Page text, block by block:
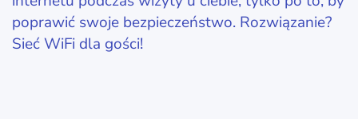
poprawić swoje bezpieczeństwo. Rozwiązanie?
Sieć WiFi dla gości!